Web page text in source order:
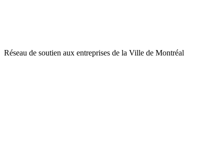
Réseau de soutien aux entreprises de la Ville de Montréal